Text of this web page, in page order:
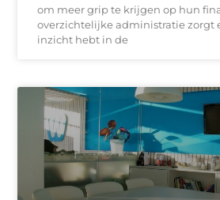
om meer grip te krijgen op hun
overzichtelijke administratie zorgt
inzicht hebt in de